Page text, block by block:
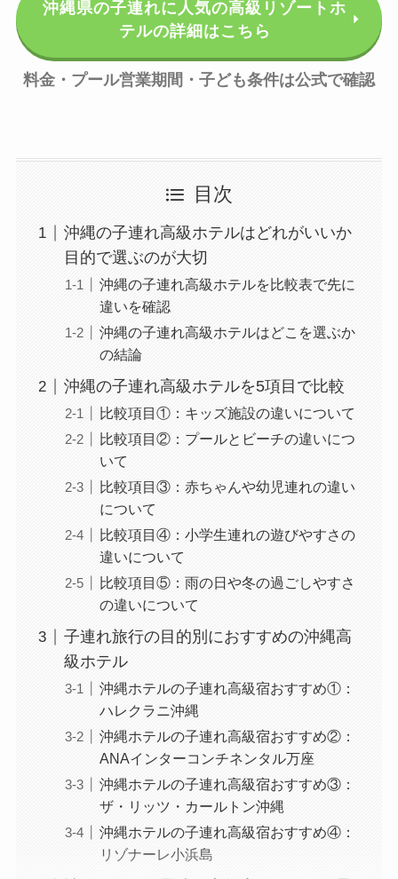
沖縄県の子連れに人気の高級リゾートホ
テルの詳細はこちら
料金・プール営業期間・子ども条件は公式で確認
目次
沖縄の子連れ高級ホテルはどれがいいか
目的で選ぶのが大切
沖縄の子連れ高級ホテルを比較表で先に
違いを確認
沖縄の子連れ高級ホテルはどこを選ぶか
の結論
沖縄の子連れ高級ホテルを5項目で比較
比較項目①：キッズ施設の違いについて
比較項目②：プールとビーチの違いにつ
いて
比較項目③：赤ちゃんや幼児連れの違い
について
比較項目④：小学生連れの遊びやすさの
違いについて
比較項目⑤：雨の日や冬の過ごしやすさ
の違いについて
子連れ旅行の目的別におすすめの沖縄高
級ホテル
沖縄ホテルの子連れ高級宿おすすめ①：
ハレクラニ沖縄
沖縄ホテルの子連れ高級宿おすすめ②：
ANAインターコンチネンタル万座
沖縄ホテルの子連れ高級宿おすすめ③：
ザ・リッツ・カールトン沖縄
沖縄ホテルの子連れ高級宿おすすめ④：
リゾナーレ小浜島